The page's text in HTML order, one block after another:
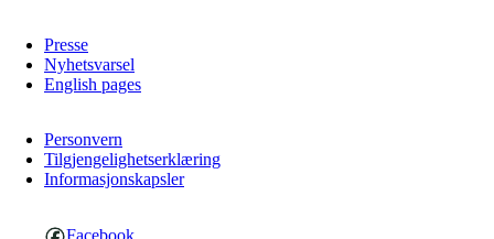
Presse
Nyhetsvarsel
English pages
Personvern
Tilgjengelighetserklæring
Informasjonskapsler